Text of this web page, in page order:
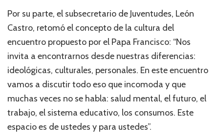
Por su parte, el subsecretario de Juventudes, León
Castro, retomó el concepto de la cultura del
encuentro propuesto por el Papa Francisco: “Nos
invita a encontrarnos desde nuestras diferencias:
ideológicas, culturales, personales. En este encuentro
vamos a discutir todo eso que incomoda y que
muchas veces no se habla: salud mental, el futuro, el
trabajo, el sistema educativo, los consumos. Este
espacio es de ustedes y para ustedes”.